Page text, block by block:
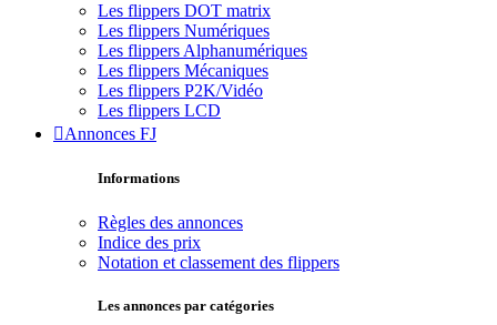
Les flippers DOT matrix
Les flippers Numériques
Les flippers Alphanumériques
Les flippers Mécaniques
Les flippers P2K/Vidéo
Les flippers LCD
Annonces FJ
Informations
Règles des annonces
Indice des prix
Notation et classement des flippers
Les annonces par catégories